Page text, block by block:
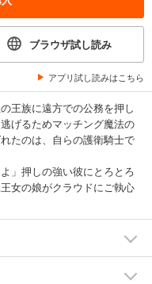
ブラウザ試し読み
アプリ試し読みはこちら
王族に遠方での公務を押し
げるためマッチング魔法の
たのは、自らの護衛騎士で
」押しの強い彼にとろとろ
女の娘がクラウドにご執心